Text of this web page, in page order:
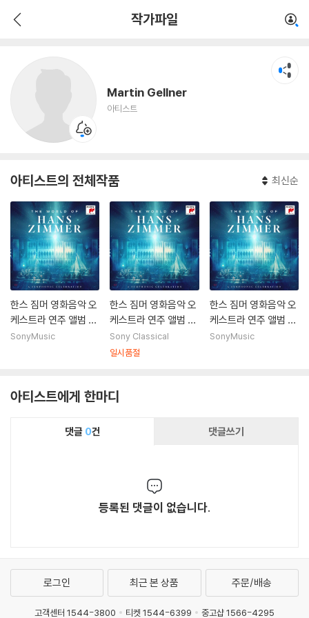
작가파일
Martin Gellner
아티스트
아티스트의 전체작품 최신순
한스 짐머 영화음악 오
케스트라 연주 앨범 (T
he World of Hans Zi
SonyMusic
한스 짐머 영화음악 오
케스트라 연주 앨범 (T
he World of Hans Zi
mmer - A Sympho
Sony Classical
일시품절
한스 짐머 영화음악 오
케스트라 연주 앨범 (T
he World of Hans Zi
SonyMusic
아티스트에게 한마디
댓글 0건 댓글쓰기
등록된 댓글이 없습니다.
로그인 최근 본 상품 주문/배송
고객센터 1544-3800 티켓 1544-6399 중고샵 1566-4295